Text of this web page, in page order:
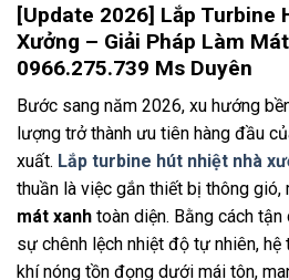
[Update 2026] Lắp Turbine
Xưởng – Giải Pháp Làm
0966.275.739 Ms Duyên
Bước sang năm 2026, xu hướng
lượng trở thành ưu tiên hàng đầu
xuất. Lắp turbine hút nhiệt nhà
thuần là việc gắn thiết bị thông gió,
mát xanh toàn diện. Bằng cách
sự chênh lệch nhiệt độ tự nhiên,
khí nóng tồn đọng dưới mái tôn,